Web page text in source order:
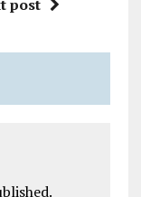
post